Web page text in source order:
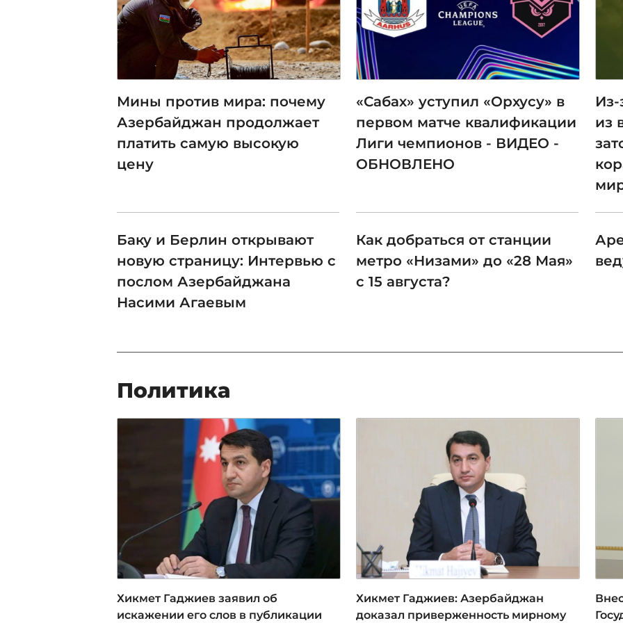
Мины против мира: почему
Азербайджан продолжает
платить самую высокую
цену
«Сабах» уступил «Орхусу» в
первом матче квалификации
Лиги чемпионов - ВИДЕО -
ОБНОВЛЕНО
из
Баку и Берлин открывают
новую страницу: Интервью с
послом Азербайджана
Насими Агаевым
Как добраться от станции
метро «Низами» до «28 Мая»
с 15 августа?
Политика
Хикмет Гаджиев заявил об
искажении его слов в публикации
Хикмет Гаджиев: Азербайджан
доказал приверженность мирному